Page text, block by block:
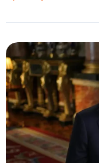
и
официјално
ги
покани
Хари
и
Меган
на
крунисувањето